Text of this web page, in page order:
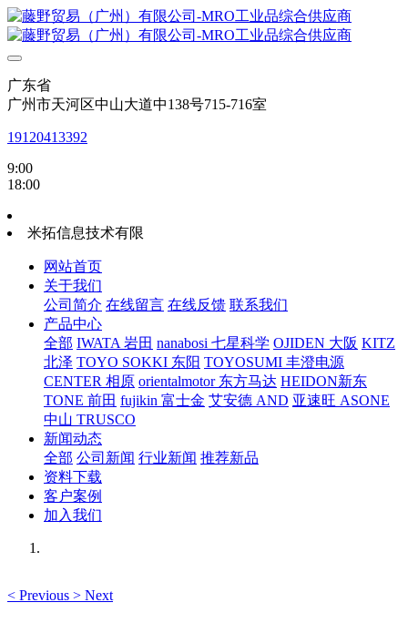
广东省
广州市天河区中山大道中138号715-716室
19120413392
9:00
18:00
米拓信息技术有限
网站首页
关于我们
公司简介 在线留言 在线反馈 联系我们
产品中心
全部 IWATA 岩田 nanabosi 七星科学 OJIDEN 大阪 KITZ
北泽 TOYO SOKKI 东阳 TOYOSUMI 丰澄电源
CENTER 相原 orientalmotor 东方马达 HEIDON新东
TONE 前田 fujikin 富士金 艾安德 AND 亚速旺 ASONE
中山 TRUSCO
新闻动态
全部 公司新闻 行业新闻 推荐新品
资料下载
客户案例
加入我们
< Previous > Next